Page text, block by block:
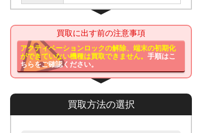
買取に出す前の注意事項
アクティベーションロックの解除、端末の初期化
ができていない機種は買取できません。手順はこ
ちらをご確認ください。
買取方法の選択